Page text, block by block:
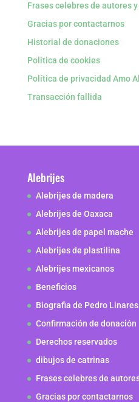
Frases celebres de autores
Gracias por contactarnos
Historial de donaciones
Politica de cookies
Política de privacidad Amo
Transacción fallida
Alebrijes
Alebrijes de madera
Alebrijes de Oaxaca
Alebrijes de papel mache
Alebrijes de plastilina
Alebrijes mexicanos
Beneficios
Biografia de Pedro Linares
Confirmación de donación
Derechos reservados
dibujos de catrinas
Frases celebres de
Gracias por contactarnos